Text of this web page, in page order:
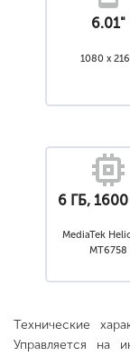
6.01"
1080 x
6 ГБ,
MediaTek
MT6758
Технические
Управляется на